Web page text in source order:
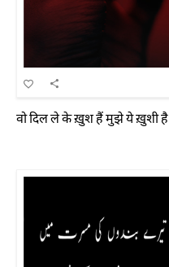
वो दिल ले के ख़ुश हैं मुझे ये ख़ुशी है